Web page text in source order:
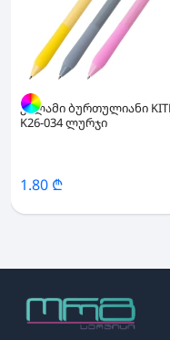
კალამი ბურთულიანი
K26-034 ლურჯი
1.80 ₾